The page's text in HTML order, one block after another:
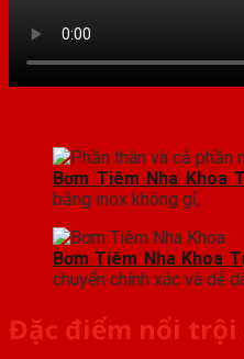
Bơm Tiêm Nha Khoa
bằng inox không gỉ,
Bơm Tiêm Nha Khoa
chuyển chính xác và dễ
Đặc điểm nổi trội